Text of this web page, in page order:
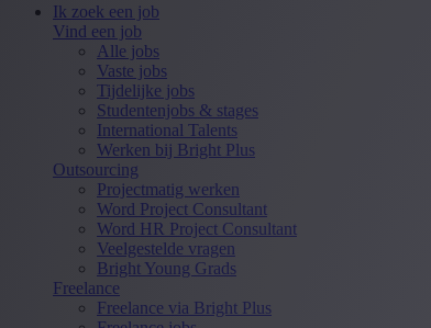
Ik zoek een job
Vind een job
Alle jobs
Vaste jobs
Tijdelijke jobs
Studentenjobs & stages
International Talents
Werken bij Bright Plus
Outsourcing
Projectmatig werken
Word Project Consultant
Word HR Project Consultant
Veelgestelde vragen
Bright Young Grads
Freelance
Freelance via Bright Plus